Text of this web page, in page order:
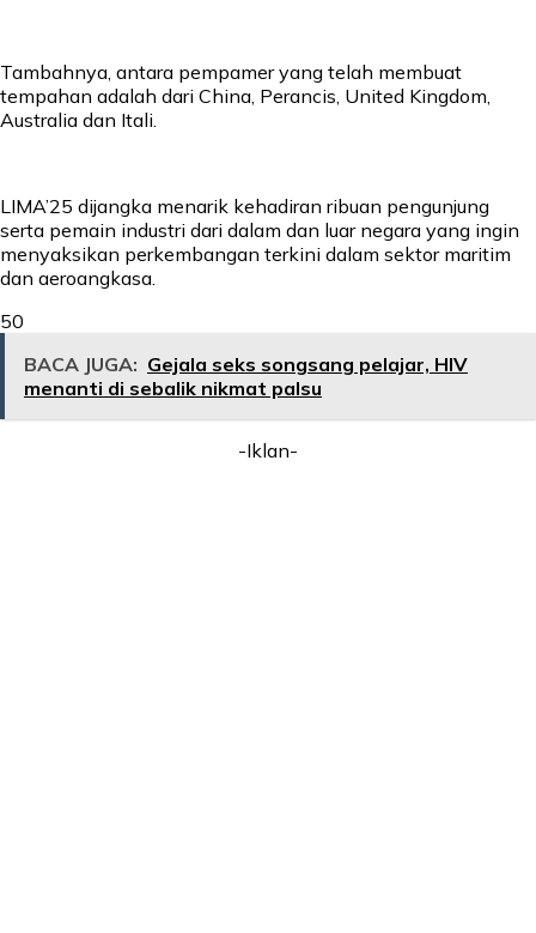
Tambahnya, antara pempamer yang telah membuat
tempahan adalah dari China, Perancis, United Kingdom,
Australia dan Itali.
LIMA’25 dijangka menarik kehadiran ribuan pengunjung
serta pemain industri dari dalam dan luar negara yang ingin
menyaksikan perkembangan terkini dalam sektor maritim
dan aeroangkasa.
50
BACA JUGA: Gejala seks songsang pelajar, HIV
menanti di sebalik nikmat palsu
-Iklan-